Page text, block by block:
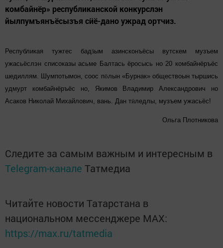
комбайнёр» республиканской конкурслэн
йылпумъянъёсызъя сӥё-дано ужрад ортчиз.
Республикая тужгес бадӟым азинсконъёсы вутскем музъем
ужасьёслэн списоказы асьме Балтась ёросысь но 20 комбайнёръёс
шедиллям. Шумпотымон, соос пӧлын «Бурнак» обществоын тыршись
удмурт комбайнёръёс но, Якимов Владимир Александрович но
Асаков Николай Михайлович, вань. Дан тӥледлы, музъем ужасьёс!
Ольга Плотникова
Следите за самым важным и интересным в
Telegram-канале Татмедиа
Читайте новости Татарстана в
национальном мессенджере MАХ:
https://max.ru/tatmedia